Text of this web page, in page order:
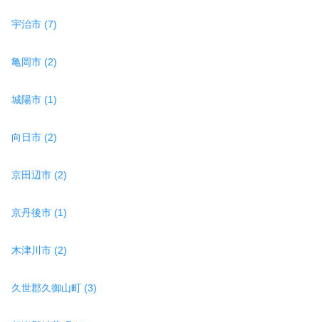
宇治市 (7)
亀岡市 (2)
城陽市 (1)
向日市 (2)
京田辺市 (2)
京丹後市 (1)
木津川市 (2)
久世郡久御山町 (3)